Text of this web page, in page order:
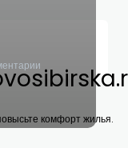
комфорт жилья.
Записи
Приватизация
После